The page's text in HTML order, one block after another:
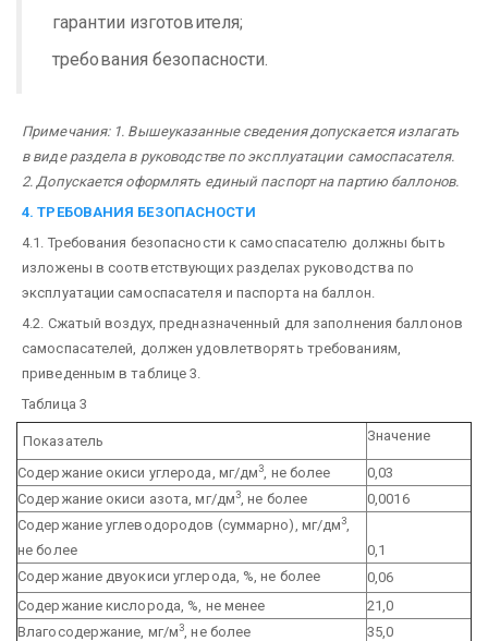
гарантии изготовителя;
требования безопасности.
Примечания: 1. Вышеуказанные сведения допускается излагать
в виде раздела в руководстве по эксплуатации самоспасателя.
2. Допускается оформлять единый паспорт на партию баллонов.
4. ТРЕБОВАНИЯ БЕЗОПАСНОСТИ
4.1. Требования безопасности к самоспасателю должны быть
изложены в соответствующих разделах руководства по
эксплуатации самоспасателя и паспорта на баллон.
4.2. Сжатый воздух, предназначенный для заполнения баллонов
самоспасателей, должен удовлетворять требованиям,
приведенным в таблице 3.
Таблица 3
Показатель Значение
Содержание окиси углерода, мг/дм3 , не более
0,03
Содержание окиси азота, мг/дм3 , не более
0,0016
Содержание углеводородов (суммарно), мг/дм3
не более
0,1
Содержание двуокиси углерода, %, не более
0,06
Содержание кислорода, %, не менее
21,0
Влагосодержание, мг/м3 , не более
35,0